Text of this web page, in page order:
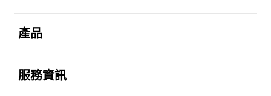
產品
服務資訊